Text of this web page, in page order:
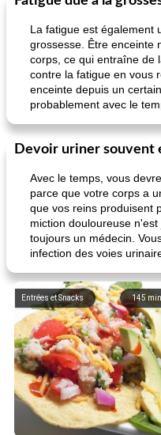
La fatigue est également
grossesse. Être enceinte
corps, ce qui entraîne de
contre la fatigue en vous
enceinte depuis un
probablement avec le
Devoir uriner souvent
Avec le temps, vous
parce que votre corps a
que vos reins produisent
miction douloureuse
toujours un médecin.
infection des voies
145 min
Entrées et Snacks